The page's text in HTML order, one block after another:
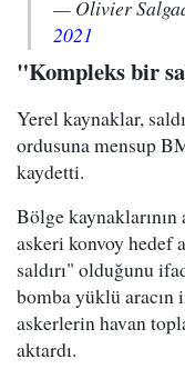
— Olivier
2021
"Kompleks bir
Yerel kaynaklar,
ordusuna mensup
kaydetti.
Bölge kaynaklarının
askeri konvoy hedef
saldırı" olduğunu
bomba yüklü
askerlerin havan
aktardı.